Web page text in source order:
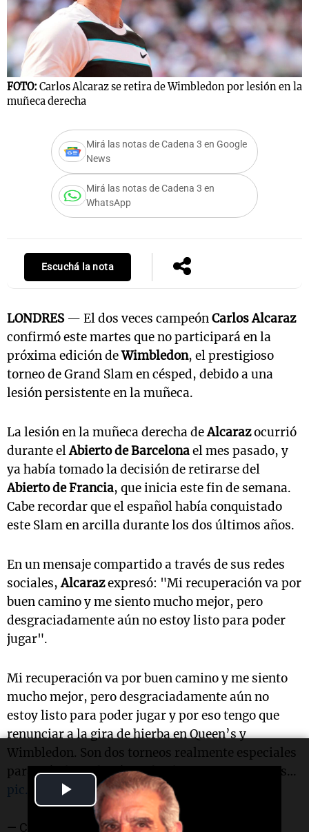
Play
Video
FOTO: Carlos Alcaraz se retira de Wimbledon por lesión en la
muñeca derecha
Mirá las notas de Cadena 3 en Google
News
Mirá las notas de Cadena 3 en
WhatsApp
Escuchá la nota
LONDRES— El dos veces campeónCarlos Alcaraz
confirmó este martes que no participará en la
próxima edición deWimbledon, el prestigioso
torneo de Grand Slam en césped, debido a una
lesión persistente en la muñeca.
La lesión en la muñeca derecha deAlcarazocurrió
durante elAbierto de Barcelonael mes pasado, y
ya había tomado la decisión de retirarse del
Abierto de Francia, que inicia este fin de semana.
Cabe recordar que el español había conquistado
este Slam en arcilla durante los dos últimos años.
En un mensaje compartido a través de sus redes
sociales,Alcarazexpresó: "Mi recuperación va por
buen camino y me siento mucho mejor, pero
desgraciadamente aún no estoy listo para poder
jugar".
Mi recuperación va por buen camino y me siento
mucho mejor, pero desgraciadamente aún no
estoy listo para poder jugar y por eso tengo que
renunciar a la gira de hierba en Queen’s y
Wimbledon. Son dos torneos realmente especiales
para mí y los echaré mucho de menos. Seguimos…
pic.twitter.com/6IL0APkv5G
— Carlos Alcaraz (@carlosalcaraz)